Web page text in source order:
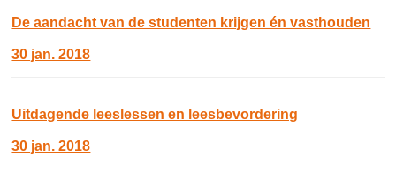
De aandacht van de studenten krijgen én vasthouden
30 jan. 2018
Uitdagende leeslessen en leesbevordering
30 jan. 2018